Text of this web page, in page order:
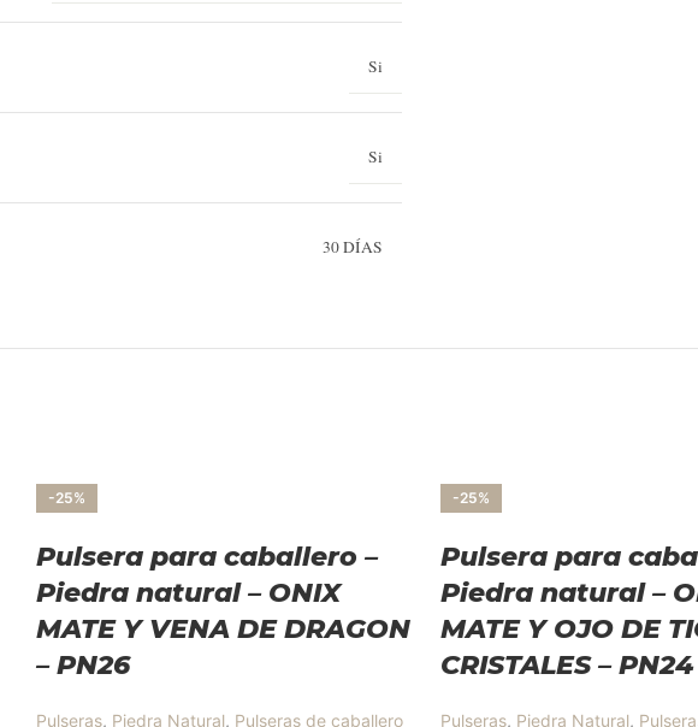
Si
Si
30 DÍAS
-25%
Pulsera para caballero –
Piedra natural – ONIX
MATE Y VENA DE DRAGON
– PN26
Pulseras, Piedra Natural, Pulseras de caballero
-25%
Pulsera para
Piedra natural –
MATE Y OJO DE
CRISTALES – PN24
Pulseras, Piedra Natural,